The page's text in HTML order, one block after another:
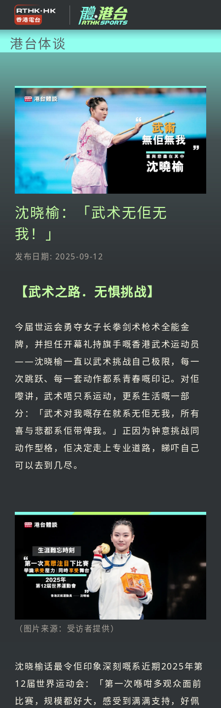
港台体谈
沈晓榆：「武术无佢无
我！」
发布日期: 2025-09-12
【武术之路．无惧挑战】
今届世运会勇夺女子长拳剑术枪术全能金
牌，并担任开幕礼持旗手嘅香港武术运动员
——沈晓榆一直以武术挑战自己极限，每一
次跳跃、每一套动作都系青春嘅印记。对佢
嚟讲，武术唔只系运动，更系生活嘅一部
分：「武术对我嘅存在就系无佢无我，所有
喜与悲都系佢带俾我。」正因为钟意挑战同
动作型格，佢决定走上专业道路，睇吓自己
可以去到几尽。
（图片来源：受访者提供）
沈晓榆话最令佢印象深刻嘅系近期2025年第
12届世界运动会：「第一次喺咁多观众面前
比赛，规模都好大，感受到满满支持，好佩